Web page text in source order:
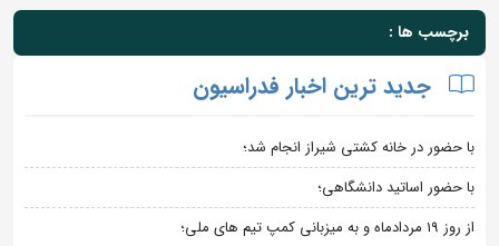
برچسب ها :
جدید ترین اخبار فدراسیون
با حضور در خانه کشتی شیراز انجام شد؛
با حضور اساتید دانشگاهی؛
از روز 19 مردادماه و به میزبانی کمپ تیم های ملی؛